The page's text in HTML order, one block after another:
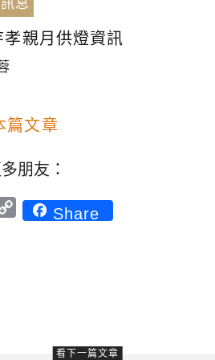
息
孝親月供燈資訊
篇文章
朋友：
CopyShare
看下一篇文章